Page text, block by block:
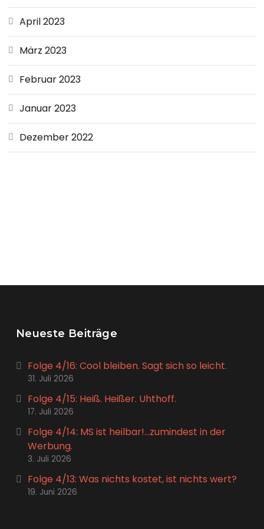
April 2023
März 2023
Februar 2023
Januar 2023
Dezember 2022
Neueste Beiträge
Folge 4/16: Cool bleiben. Sagt sich so leicht.
31. Juli 2026
Folge 4/15: Heiß. Heißer. Uhthoff.
17. Juli 2026
Folge 4/14: MS ist heilbar!…zumindest in der
Werbung.
3. Juli 2026
Folge 4/13: Was nichts kostet, ist nichts wert?
19. Juni 2026